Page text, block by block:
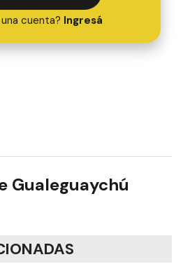
cuenta? Ingresá
Gualeguaychú